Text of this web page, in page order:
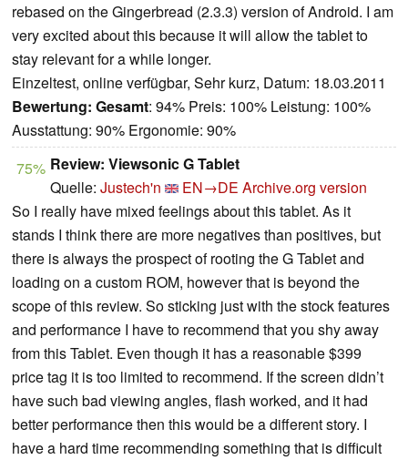
rebased on the Gingerbread (2.3.3) version of Android. I am
very excited about this because it will allow the tablet to
stay relevant for a while longer.
Einzeltest, online verfügbar, Sehr kurz, Datum: 18.03.2011
Bewertung: Gesamt: 94% Preis: 100% Leistung: 100%
Ausstattung: 90% Ergonomie: 90%
75% Review: Viewsonic G Tablet
Quelle: Justech'n EN→DE Archive.org version
So I really have mixed feelings about this tablet. As it
stands I think there are more negatives than positives, but
there is always the prospect of rooting the G Tablet and
loading on a custom ROM, however that is beyond the
scope of this review. So sticking just with the stock features
and performance I have to recommend that you shy away
from this Tablet. Even though it has a reasonable $399
price tag it is too limited to recommend. If the screen didn’t
have such bad viewing angles, flash worked, and it had
better performance then this would be a different story. I
have a hard time recommending something that is difficult